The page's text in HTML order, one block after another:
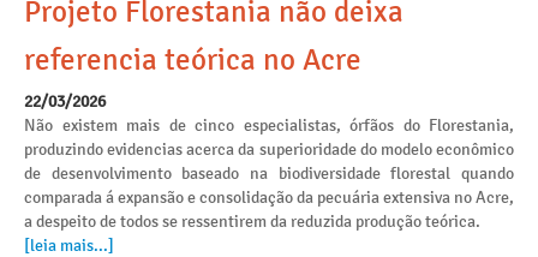
Projeto Florestania não deixa
referencia teórica no Acre
22/03/2026
Não existem mais de cinco especialistas, órfãos do Florestania,
produzindo evidencias acerca da superioridade do modelo econômico
de desenvolvimento baseado na biodiversidade florestal quando
comparada á expansão e consolidação da pecuária extensiva no Acre,
a despeito de todos se ressentirem da reduzida produção teórica.
[leia mais...]